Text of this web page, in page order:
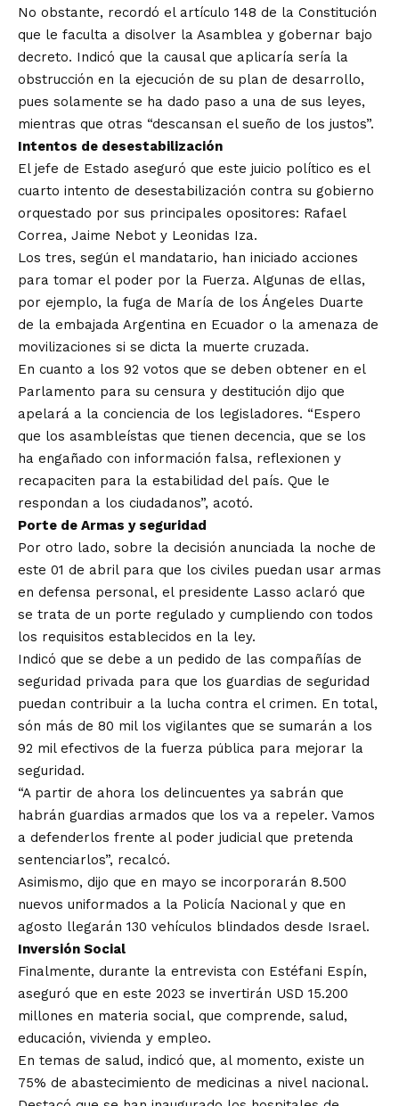
No obstante, recordó el artículo 148 de la Constitución
que le faculta a disolver la Asamblea y gobernar bajo
decreto. Indicó que la causal que aplicaría sería la
obstrucción en la ejecución de su plan de desarrollo,
pues solamente se ha dado paso a una de sus leyes,
mientras que otras “descansan el sueño de los justos”.
Intentos de desestabilización
El jefe de Estado aseguró que este juicio político es el
cuarto intento de desestabilización contra su gobierno
orquestado por sus principales opositores: Rafael
Correa, Jaime Nebot y Leonidas Iza.
Los tres, según el mandatario, han iniciado acciones
para tomar el poder por la Fuerza. Algunas de ellas,
por ejemplo, la fuga de María de los Ángeles Duarte
de la embajada Argentina en Ecuador o la amenaza de
movilizaciones si se dicta la muerte cruzada.
En cuanto a los 92 votos que se deben obtener en el
Parlamento para su censura y destitución dijo que
apelará a la conciencia de los legisladores. “Espero
que los asambleístas que tienen decencia, que se los
ha engañado con información falsa, reflexionen y
recapaciten para la estabilidad del país. Que le
respondan a los ciudadanos”, acotó.
Porte de Armas y seguridad
Por otro lado, sobre la decisión anunciada la noche de
este 01 de abril para que los civiles puedan usar armas
en defensa personal, el presidente Lasso aclaró que
se trata de un porte regulado y cumpliendo con todos
los requisitos establecidos en la ley.
Indicó que se debe a un pedido de las compañías de
seguridad privada para que los guardias de seguridad
puedan contribuir a la lucha contra el crimen. En total,
són más de 80 mil los vigilantes que se sumarán a los
92 mil efectivos de la fuerza pública para mejorar la
seguridad.
“A partir de ahora los delincuentes ya sabrán que
habrán guardias armados que los va a repeler. Vamos
a defenderlos frente al poder judicial que pretenda
sentenciarlos”, recalcó.
Asimismo, dijo que en mayo se incorporarán 8.500
nuevos uniformados a la Policía Nacional y que en
agosto llegarán 130 vehículos blindados desde Israel.
Inversión Social
Finalmente, durante la entrevista con Estéfani Espín,
aseguró que en este 2023 se invertirán USD 15.200
millones en materia social, que comprende, salud,
educación, vivienda y empleo.
En temas de salud, indicó que, al momento, existe un
75% de abastecimiento de medicinas a nivel nacional.